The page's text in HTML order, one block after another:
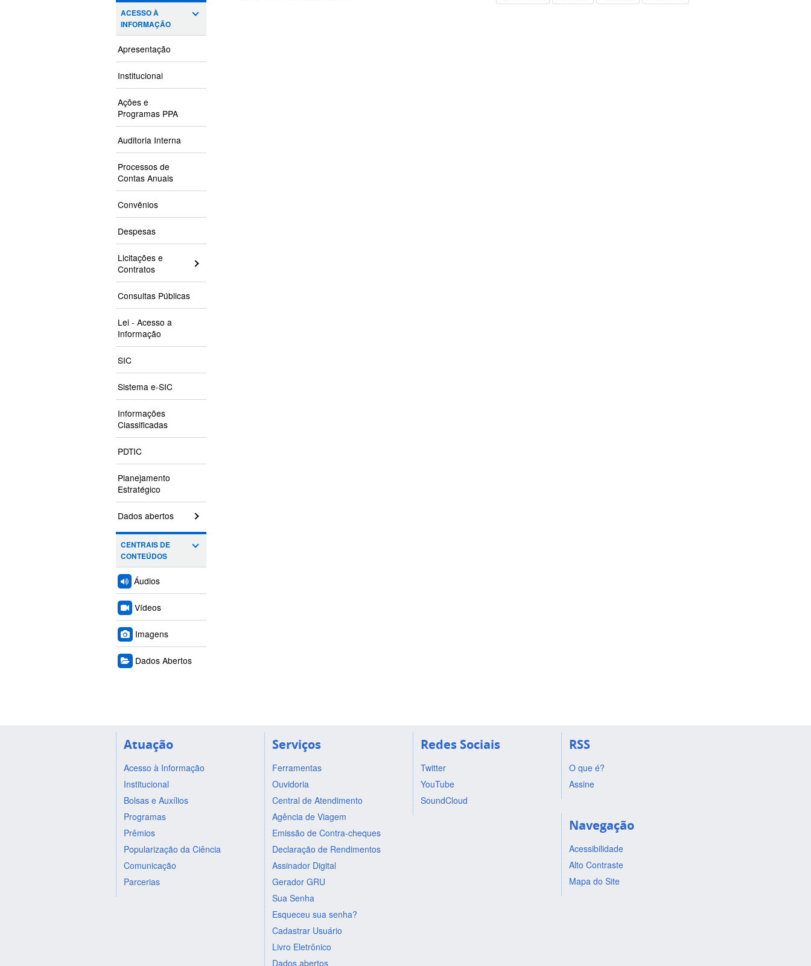
ACESSO À
INFORMAÇÃO
Apresentação
Institucional
Ações e
Programas PPA
Auditoria Interna
Processos de
Contas Anuais
Convênios
Despesas
Licitações e
Contratos
Consultas Públicas
Lei - Acesso a
Informação
SIC
Sistema e-SIC
Informações
Classificadas
PDTIC
Planejamento
Estratégico
Dados abertos
CENTRAIS DE
CONTEÚDOS
Áudios
Vídeos
Imagens
Dados Abertos
Atuação
Acesso à Informação
Institucional
Bolsas e Auxílios
Programas
Prêmios
Popularização da Ciência
Comunicação
Parcerias
Serviços
Ferramentas
Ouvidoria
Central de Atendimento
Agência de Viagem
Emissão de Contra-cheques
Declaração de Rendimentos
Assinador Digital
Gerador GRU
Sua Senha
Esqueceu sua senha?
Cadastrar Usuário
Livro Eletrônico
Dados abertos
Redes Sociais
Twitter
YouTube
SoundCloud
RSS
O que é?
Assine
Navegação
Acessibilidade
Alto Contraste
Mapa do Site